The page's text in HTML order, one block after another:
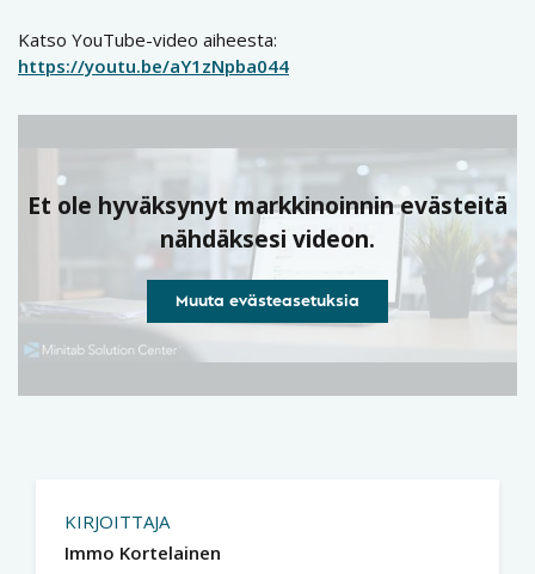
Katso YouTube-video aiheesta:
https://youtu.be/aY1zNpba044
Et ole hyväksynyt markkinoinnin evästeitä
nähdäksesi videon.
Muuta evästeasetuksia
KIRJOITTAJA
Immo Kortelainen